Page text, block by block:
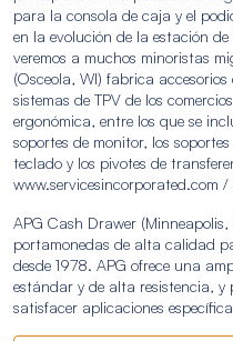
para la consola de caja y el
en la evolución de la estación
veremos a muchos minoristas
(Osceola, WI) fabrica
sistemas de TPV de los
ergonómica, entre los que se
soportes de monitor, los
teclado y los pivotes de
www.servicesincorporated.com
APG Cash Drawer
portamonedas de alta calidad
desde 1978. APG ofrece una
estándar y de alta resistencia, y
satisfacer aplicaciones